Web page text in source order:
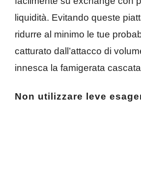
liquidità. Evitando queste
ridurre al minimo le tue
catturato dall’attacco di
innesca la famigerata
Non utilizzare leve